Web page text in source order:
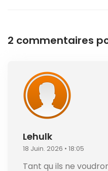
2 commentaires
Lehulk
18 Juin. 2026 • 18:05
Tant qu ils ne